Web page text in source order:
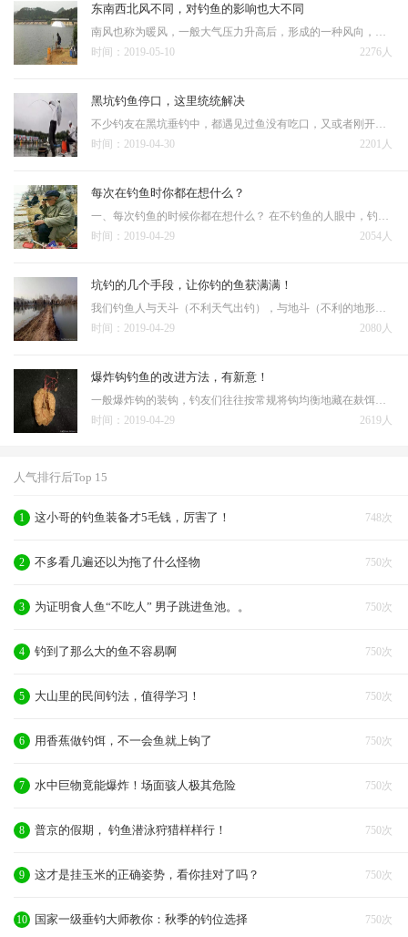
东南西北风不同，对钓鱼的影响也大不同
南风也称为暖风，一般大气压力升高后，形成的一种风向，不管阴晴，只要是南风天，必是暖和的天气，而且南风一般风力也不大，1~3级最为常见，最高不超过5级，但是已经很少见了，南风天还有一个好处，就是湿度变化不…
2276人
时间：2019-05-10
黑坑钓鱼停口，这里统统解决
不少钓友在黑坑垂钓中，都遇见过鱼没有吃口，又或者刚开始有鱼口，而后突然就停口了的情况。经大致总结后发现，多半是下面几种原因： 1、鱼吃的已经相对饱和，这个时候，鱼会突然集体出现停口。此时建议将线组放小一点，饵料
2201人
时间：2019-04-30
每次在钓鱼时你都在想什么？
一、每次钓鱼的时候你都在想什么？ 在不钓鱼的人眼中，钓鱼可以磨练性子，钓鱼人有大把的时间思考人生。可是，钓鱼人处于放空一切感受生命美好宁静的状态之余还在想些什么？下竿的时候不知道会钓上什么鱼，是大是小，甚至能不
2054人
时间：2019-04-29
坑钓的几个手段，让你钓的鱼获满满！
我们钓鱼人与天斗（不利天气出钓），与地斗（不利的地形和钓位）都不算太大的乐子，但是与黑坑老板斗可谓是其乐无穷。钓鱼人进阶高手的一个重要标志就是把黑坑老板钓的脸黑；进阶大师的标志就是彻底进入黑坑的黑名单。 黑坑大
2080人
时间：2019-04-29
爆炸钩钓鱼的改进方法，有新意！
一般爆炸钩的装钩，钓友们往往按常规将钩均衡地藏在麸饵里形成鸡蛋大的一陀打入水中，有的也在中间那线较长的一钩上挂上一段蚯蚓。二是，装钩时留三个钩不嵌入饵料中，这三钩加上中间那线较长的钩挂上蚯蚓即可。 …
2619人
时间：2019-04-29
人气排行后Top 15
748次
1 这小哥的钓鱼装备才5毛钱，厉害了！
750次
2 不多看几遍还以为拖了什么怪物
750次
3 为证明食人鱼“不吃人” 男子跳进鱼池。。
750次
4 钓到了那么大的鱼不容易啊
750次
5 大山里的民间钓法，值得学习！
750次
6 用香蕉做钓饵，不一会鱼就上钩了
750次
7 水中巨物竟能爆炸！场面骇人极其危险
750次
8 普京的假期， 钓鱼潜泳狩猎样样行！
750次
9 这才是挂玉米的正确姿势，看你挂对了吗？
750次
10 国家一级垂钓大师教你：秋季的钓位选择